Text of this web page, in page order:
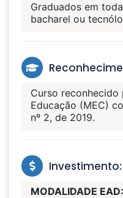
Graduados em
bacharel ou
Curso
Educação (MEC)
nº 2, de 2019.
Investimento:
MODALIDADE EAD: